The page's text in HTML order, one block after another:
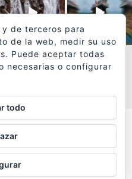
fotografías de
propiedad de su autor
por © Copyright
de terceros para
de la web, medir su uso
Puede aceptar todas
necesarias o configurar
todo